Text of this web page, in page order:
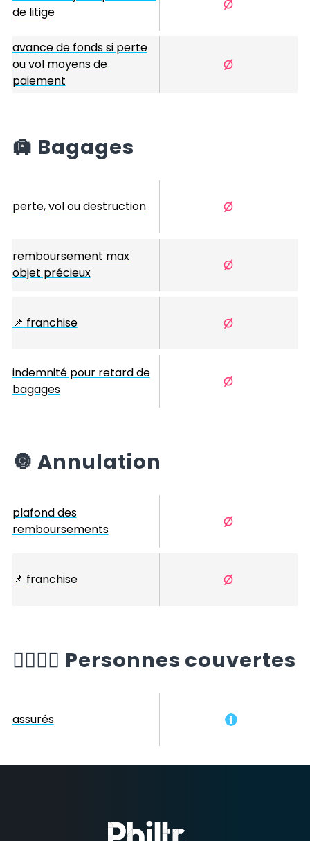
de litige
avance de fonds si perte
ou vol moyens de
paiement
🛄 Bagages
perte, vol ou destruction
remboursement max
objet précieux
📌 franchise
indemnité pour retard de
bagages
🔘 Annulation
plafond des
remboursements
📌 franchise
🙆‍♂️🙆‍♀️ Personnes couvertes
assurés